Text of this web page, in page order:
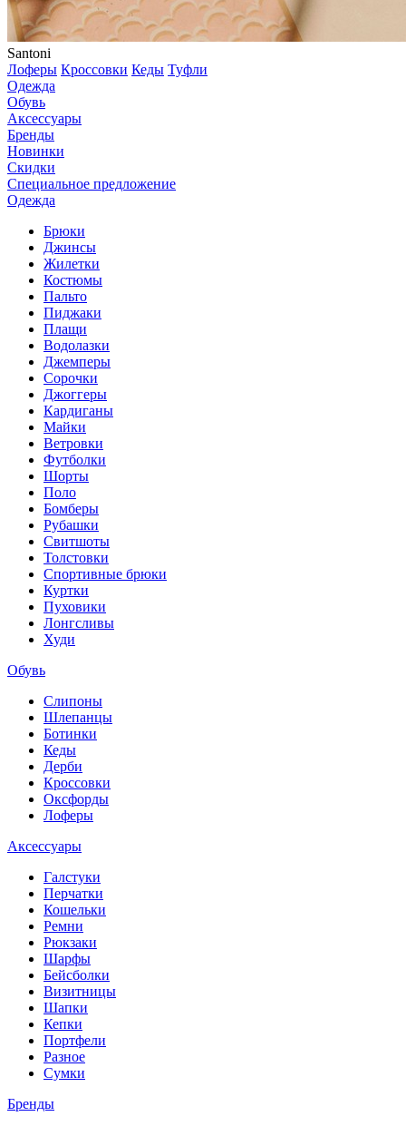
Santoni
Лоферы Кроссовки Кеды Туфли
Одежда
Обувь
Аксессуары
Бренды
Новинки
Скидки
Специальное предложение
Одежда
Брюки
Джинсы
Жилетки
Костюмы
Пальто
Пиджаки
Плащи
Водолазки
Джемперы
Сорочки
Джоггеры
Кардиганы
Майки
Ветровки
Футболки
Шорты
Поло
Бомберы
Рубашки
Свитшоты
Толстовки
Спортивные брюки
Куртки
Пуховики
Лонгсливы
Худи
Обувь
Слипоны
Шлепанцы
Ботинки
Кеды
Дерби
Кроссовки
Оксфорды
Лоферы
Аксессуары
Галстуки
Перчатки
Кошельки
Ремни
Рюкзаки
Шарфы
Бейсболки
Визитницы
Шапки
Кепки
Портфели
Разное
Сумки
Бренды